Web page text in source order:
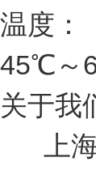
45℃～
关于我
上海